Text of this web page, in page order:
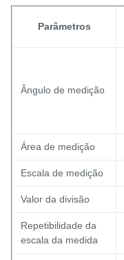
Parâmetros
Ângulo de medição
Área de medição
Escala de medição
Valor da divisão
Repetibilidade da
escala da medida